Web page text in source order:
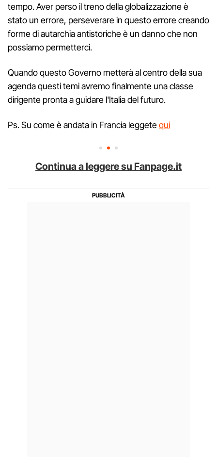
tempo. Aver perso il treno della globalizzazione è
stato un errore, perseverare in questo errore creando
forme di autarchia antistoriche è un danno che non
possiamo permetterci.
Quando questo Governo metterà al centro della sua
agenda questi temi avremo finalmente una classe
dirigente pronta a guidare l'Italia del futuro.
Ps. Su come è andata in Francia leggetequi
Continua a leggere su Fanpage.it